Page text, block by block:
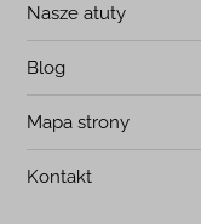
Nasze atuty
Blog
Mapa strony
Kontakt